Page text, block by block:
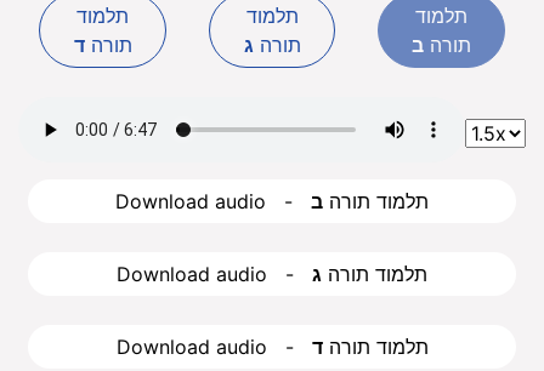
תלמוד
תורהד
תלמוד
תורהג
תלמוד
תורה ב
Download audio - תלמוד תורה ב
Download audio - תלמוד תורה ג
Download audio - תלמוד תורהד